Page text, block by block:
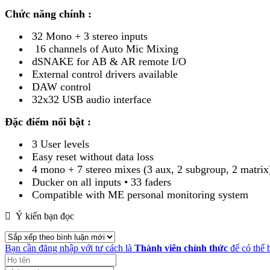
Chức năng chính :
32 Mono + 3 stereo inputs
16 channels of Auto Mic Mixing
dSNAKE for AB & AR remote I/O
External control drivers available
DAW control
32x32 USB audio interface
Đặc điểm nổi bật :
3 User levels
Easy reset without data loss
4 mono + 7 stereo mixes (3 aux, 2 subgroup, 2
Ducker on all inputs • 33 faders
Compatible with ME personal monitoring system
Ý kiến bạn đọc
Bạn cần đăng nhập với tư cách là Thành viên chính thức để có thể